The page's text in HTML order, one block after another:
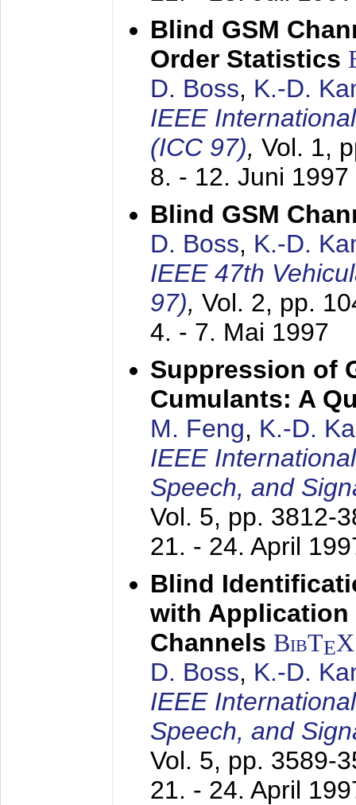
Blind GSM
Order Statistics
D. Boss, K.-D.
IEEE
(ICC 97), Vol. 1,
8. - 12. Juni 1997
Blind GSM
D. Boss, K.-D.
IEEE 47th
97), Vol. 2, pp.
4. - 7. Mai 1997
Suppression of
Cumulants: A
M. Feng, K.-D.
IEEE
Speech, and
Vol. 5, pp. 3812-
21. - 24. April
Blind
with Application
Channels BibTEX
D. Boss, K.-D.
IEEE
Speech, and
Vol. 5, pp. 3589-
21. - 24. April